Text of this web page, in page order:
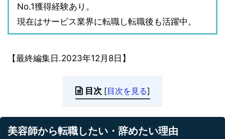
No.1獲得経験あり。
現在はサービス業界に転職し転職後も活躍中。
【最終編集日.2023年12月8日】
目次 [目次を見る]
美容師から転職したい・辞めたい理由